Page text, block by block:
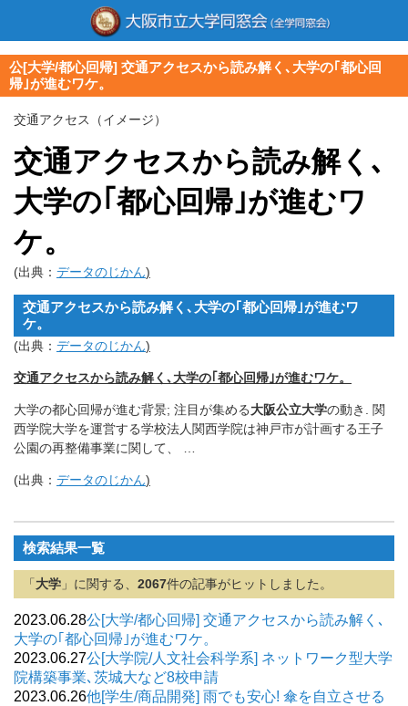
公[大学/都心回帰] 交通アクセスから読み解く､大学の｢都心回
帰｣が進むワケ。
交通アクセス（イメージ）
交通アクセスから読み解く､
大学の｢都心回帰｣が進むワ
ケ。
(出典： データのじかん)
交通アクセスから読み解く､大学の｢都心回帰｣が進むワ
ケ。
(出典： データのじかん)
交通アクセスから読み解く､大学の｢都心回帰｣が進むワケ。
大学の都心回帰が進む背景; 注目が集める大阪公立大学の動き. 関
西学院大学を運営する学校法人関西学院は神戸市が計画する王子
公園の再整備事業に関して、 …
(出典： データのじかん)
検索結果一覧
「 大学 」に関する、 2067件の記事がヒットしました。
2023.06.28公[大学/都心回帰] 交通アクセスから読み解く､
大学の｢都心回帰｣が進むワケ。
2023.06.27公[大学院/人文社会科学系] ネットワーク型大学
院構築事業､茨城大など8校申請
2023.06.26他[学生/商品開発] 雨でも安心! 傘を自立させる